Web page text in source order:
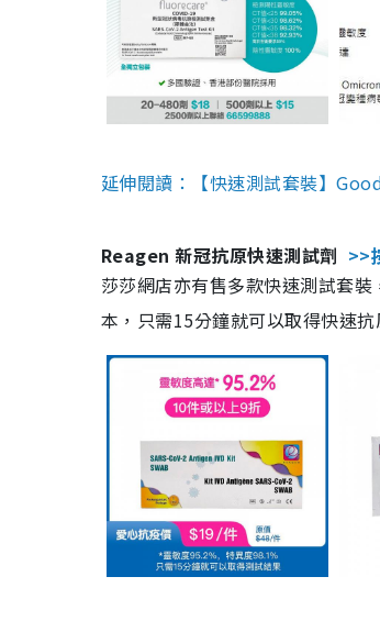
延伸閱讀：【快速測試套裝】
Reagen 新冠抗原快速測試劑 >>
莎莎網店亦有售多款快速測試套
本，只需15分鐘就可以取得快速